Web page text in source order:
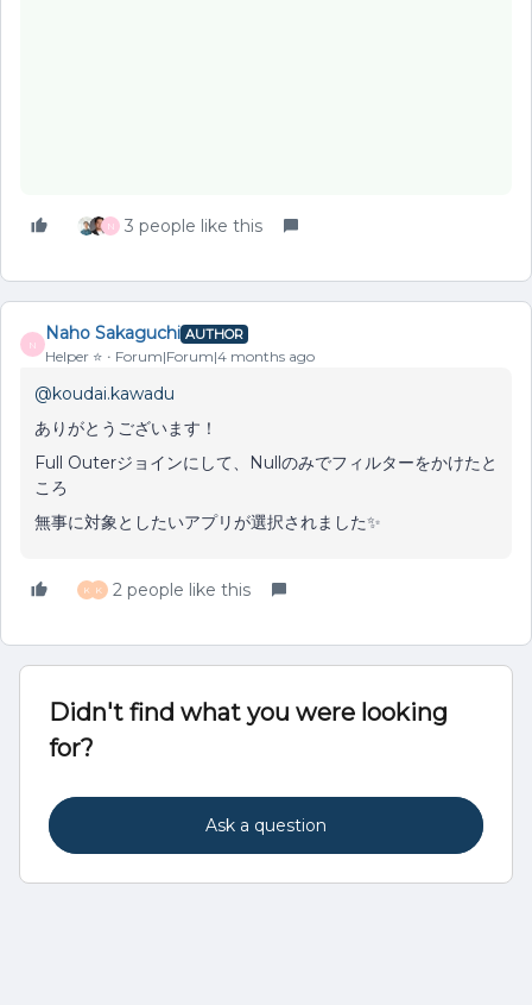
N 3 people like this
N
Naho Sakaguchi AUTHOR
Helper ⭐️ Forum|Forum|4 months ago
@koudai.kawadu
ありがとうございます！
Full Outerジョインにして、Nullのみでフィルターをかけたと
ころ
無事に対象としたいアプリが選択されました✨
K K 2 people like this
Didn't find what you were looking
for?
Ask a question